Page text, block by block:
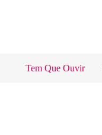
Tem Que Ouvir